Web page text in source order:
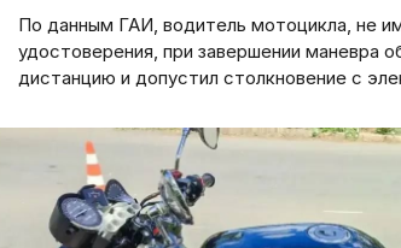
По данным ГАИ, водитель мотоцикла, не
удостоверения, при завершении маневра
дистанцию и допустил столкновение с